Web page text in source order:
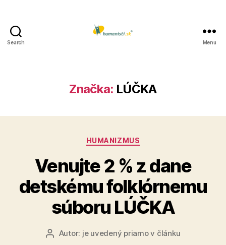
Search Menu
Značka: LÚČKA
Kategórie
HUMANIZMUS
Venujte 2 % z dane
detskému folklórnemu
súboru LÚČKA
AutorAutor: je uvedený priamo v článku